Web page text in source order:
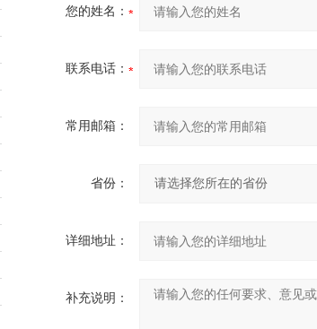
您的姓名：
联系电话：
常用邮箱：
省份：
详细地址：
补充说明：